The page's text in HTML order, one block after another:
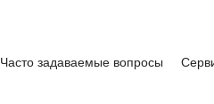
Часто задаваемые вопросы